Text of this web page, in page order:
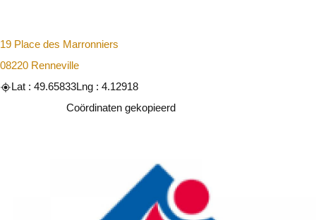
19 Place des Marronniers
08220 Renneville
Lat : 49.65833Lng : 4.12918
Coördinaten gekopieerd